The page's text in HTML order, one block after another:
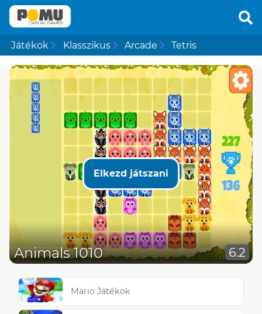
Játékok Klasszikus Arcade Tetris
Elkezd játszani
Animals 1010 6.2
Mario Játékok